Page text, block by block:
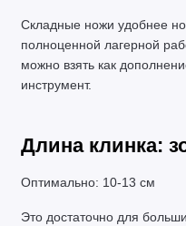
Складные ножи удобнее
полноценной лагерной
можно взять как
инструмент.
Длина клинка:
Оптимально: 10-13 см
Это достаточно для